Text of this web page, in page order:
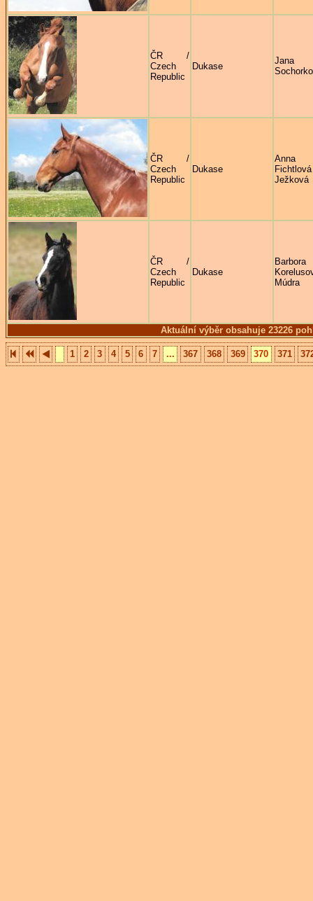
Aktuální výběr obsahuje 23226
ČR /
Czech
Republic
Dukase
Jana
ČR /
Czech
Republic
Dukase
Anna
Fichtlová
Ježková
ČR /
Czech
Republic
Dukase
Barbora
Múdra
1 2 3 4 5 6 7 ... 367 368 369 370 371